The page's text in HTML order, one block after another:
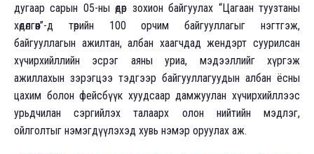
дугаар сарын 05-ны өдөр зохион байгуулах “Цагаан туузтаны
хөдөлгөөн”-д төрийн 100 орчим байгууллагыг нэгтгэж,
байгууллагын ажилтан, албан хаагчдад жендэрт суурилсан
хүчирхийллийн эсрэг аяны уриа, мэдээллийг хүргэж
ажиллахын зэрэгцээ тэдгээр байгууллагуудын албан ёсны
цахим болон фейсбүүк хуудсаар дамжуулан хүчирхийллээс
урьдчилан сэргийлэх талаарх олон нийтийн мэдлэг,
ойлголтыг нэмэгдүүлэхэд хувь нэмэр оруулах аж.